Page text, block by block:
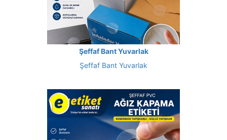
Şeffaf Bant Yuvarlak
Şeffaf Bant Yuvarlak